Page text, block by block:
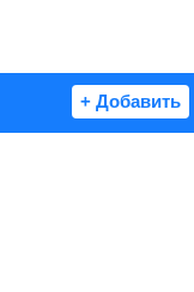
+ Добавить